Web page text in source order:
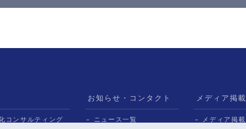
コンサルティング
お知らせ・コンタクト
ニュース一覧
メディア掲載
メディア掲載